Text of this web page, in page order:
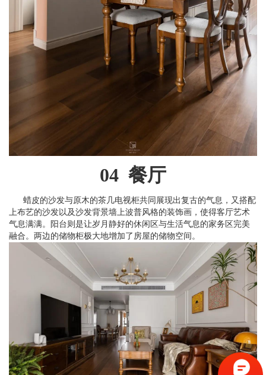
04 餐厅
蜡皮的沙发与原木的茶几电视柜共同展现出复古的气息，又搭配
上布艺的沙发以及沙发背景墙上波普风格的装饰画，使得客厅艺术
气息满满。阳台则是让岁月静好的休闲区与生活气息的家务区完美
融合。两边的储物柜极大地增加了房屋的储物空间。